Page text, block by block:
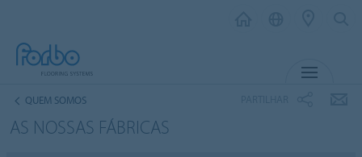
QUEM SOMOS
AS NOSSAS FÁBRICAS